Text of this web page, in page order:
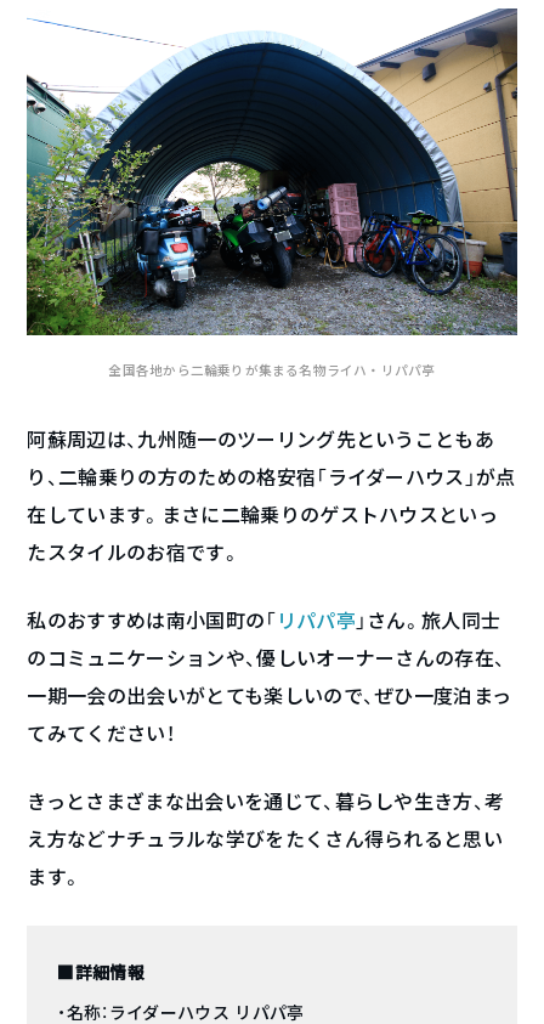
全国各地から二輪乗りが集まる名物ライハ・リパパ亭
阿蘇周辺は、九州随一のツーリング先ということもあ
り、二輪乗りの方のための格安宿「ライダーハウス」が点
在しています。まさに二輪乗りのゲストハウスといっ
たスタイルのお宿です。
私のおすすめは南小国町の「リパパ亭 」さん。旅人同士
のコミュニケーションや、優しいオーナーさんの存在、
一期一会の出会いがとても楽しいので、ぜひ一度泊まっ
てみてください！
きっとさまざまな出会いを通じて、暮らしや生き方、考
え方などナチュラルな学びをたくさん得られると思い
ます。
■詳細情報
・名称：ライダーハウス リパパ亭